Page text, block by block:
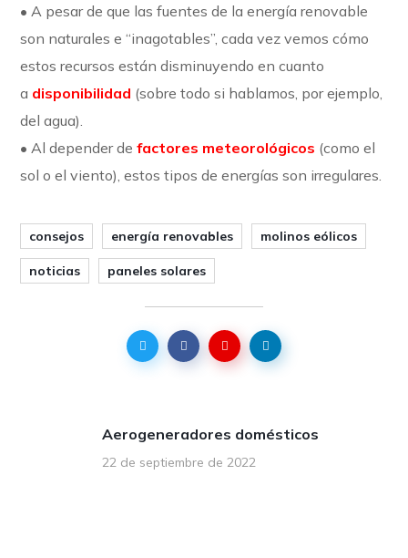
• A pesar de que las fuentes de la energía renovable
son naturales e “inagotables”, cada vez vemos cómo
estos recursos están disminuyendo en cuanto
a disponibilidad (sobre todo si hablamos, por ejemplo,
del agua).
• Al depender de factores meteorológicos (como el
sol o el viento), estos tipos de energías son irregulares.
consejos energía renovables molinos eólicos
noticias paneles solares
Aerogeneradores domésticos
22 de septiembre de 2022